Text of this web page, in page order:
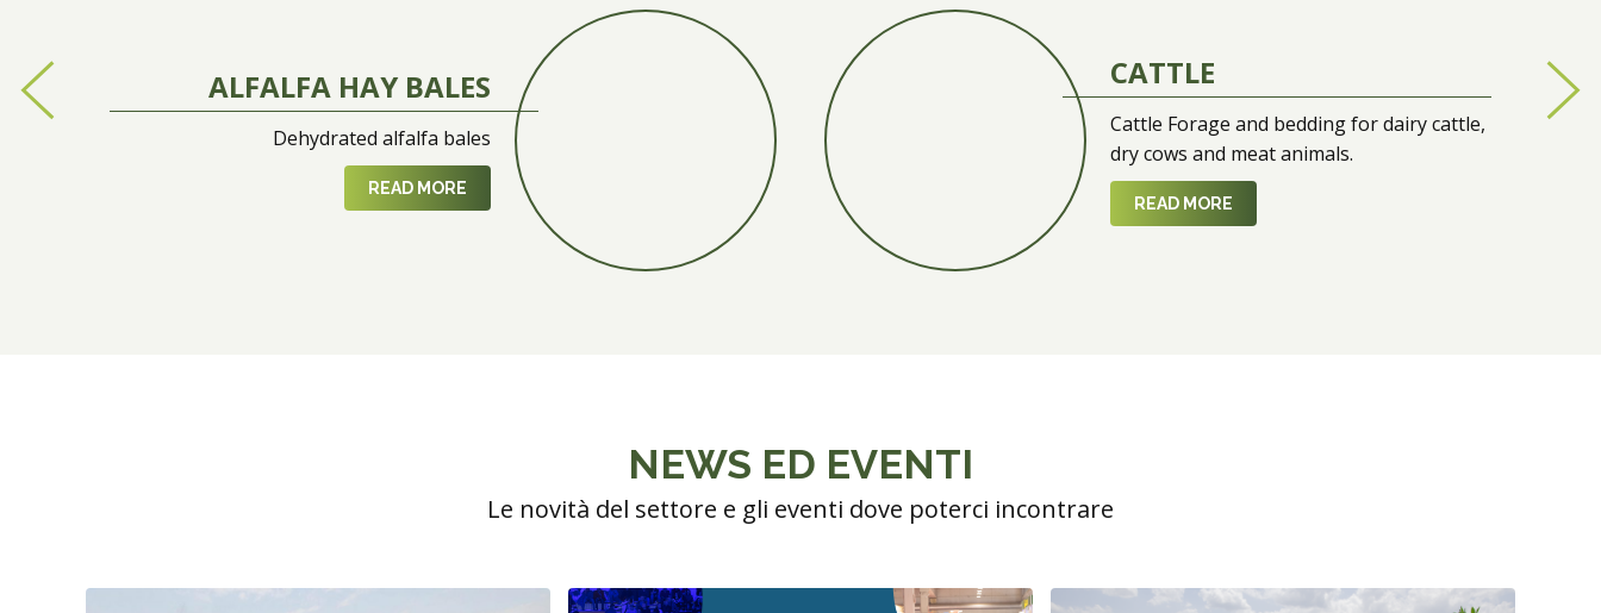
ALFALFA HAY BALES
Dehydrated alfalfa bales
READ MORE
CATTLE
Cattle Forage and bedding for dairy cattle,
dry cows and meat animals.
READ MORE
NEWS ED EVENTI
Le novità del settore e gli eventi dove poterci incontrare